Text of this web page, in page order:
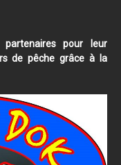
pour leur
de pêche grâce à la